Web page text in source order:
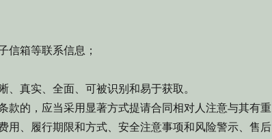
箱等联系信息；
真实、全面、可被识别和易于获取。
的，应当采用显著方式提请合同相对人注意与其有重
用、履行期限和方式、安全注意事项和风险警示、售后